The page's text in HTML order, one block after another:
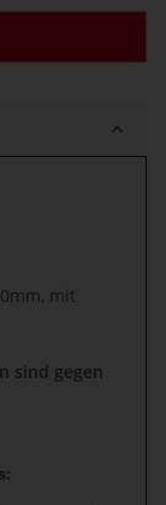
mit
sind gegen